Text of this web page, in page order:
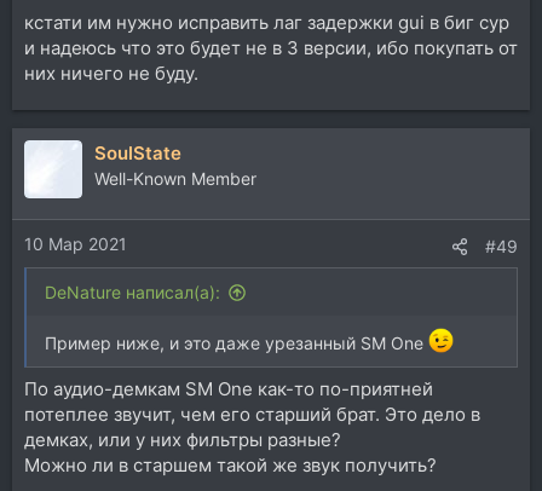
кстати им нужно исправить лаг задержки gui в биг сур
и надеюсь что это будет не в 3 версии, ибо покупать от
них ничего не буду.
SoulState
Well-Known Member
10 Мар 2021 #49
DeNature написал(а):
Пример ниже, и это даже урезанный SM One
По аудио-демкам SM One как-то по-приятней
потеплее звучит, чем его старший брат. Это дело в
демках, или у них фильтры разные?
Можно ли в старшем такой же звук получить?